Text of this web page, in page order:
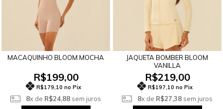
MACAQUINHO BLOOM MOCHA
R$199,00
R$179,10 no Pix
8x de R$24,88sem juros
JAQUETA BOMBER BLOOM
VANILLA
R$219,00
R$197,10 no Pix
8x de R$27,38sem juros